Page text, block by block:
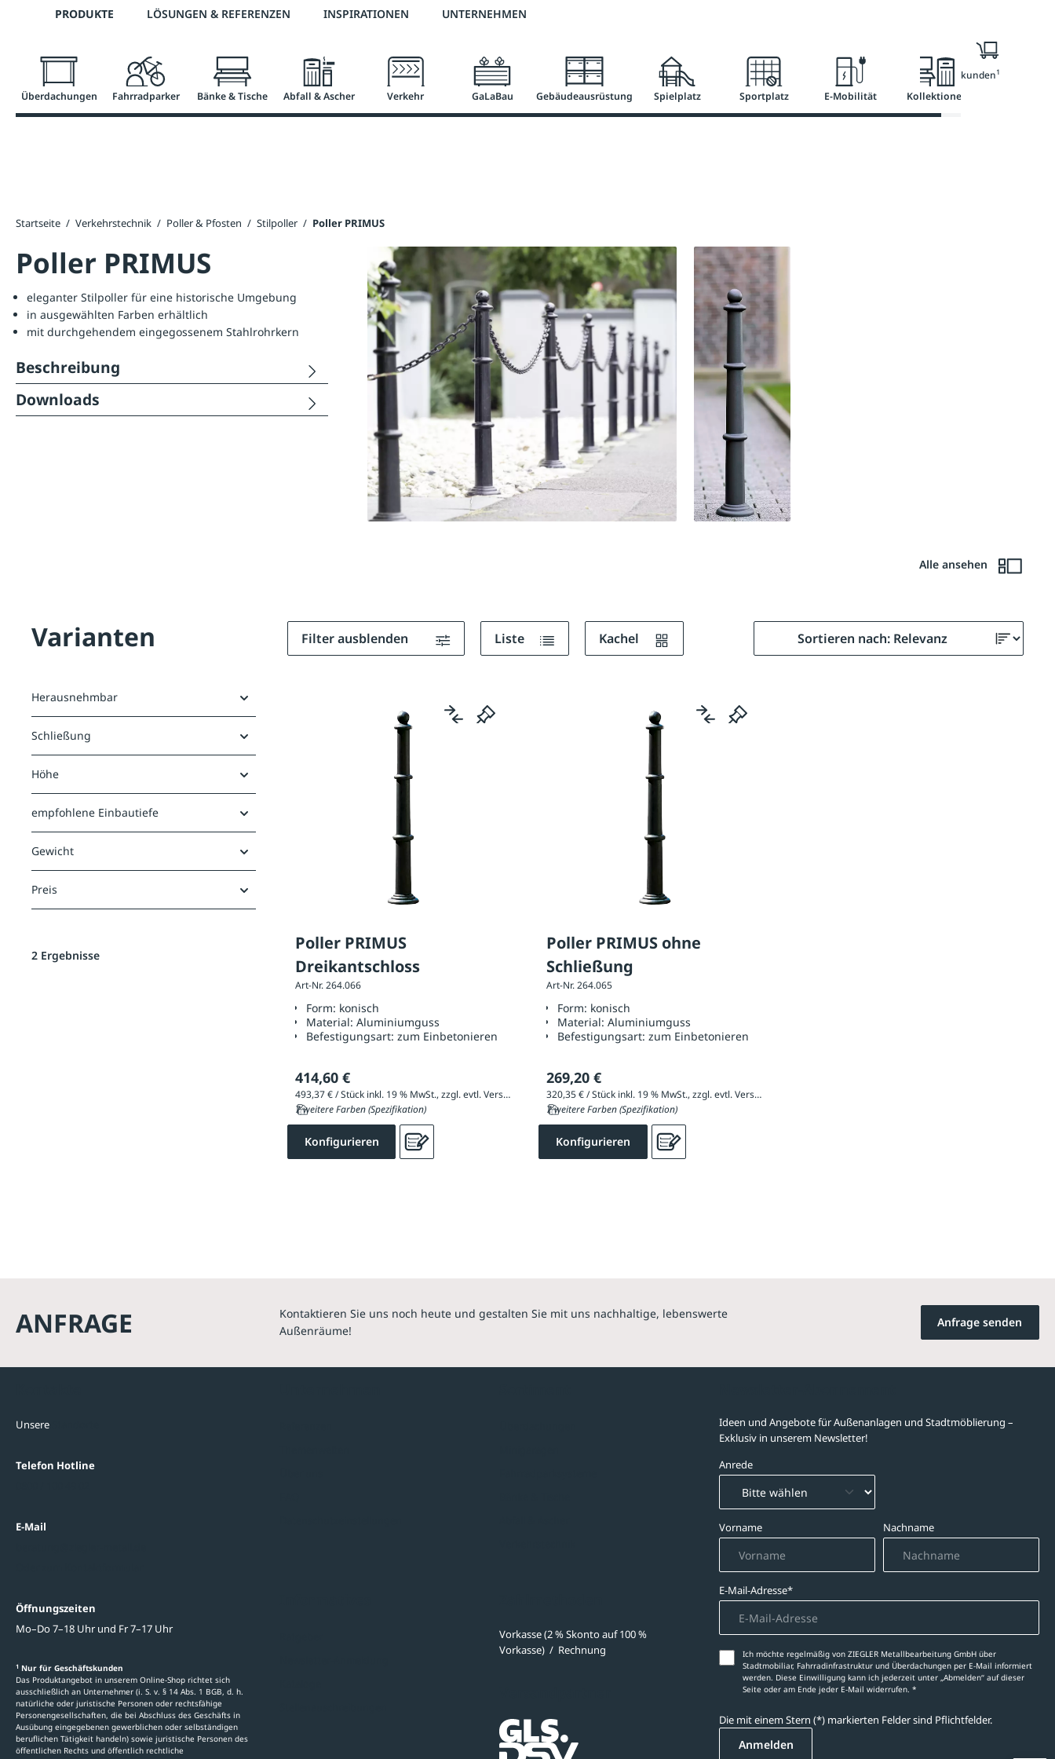
Zur Hauptnavigation springen
Telefon: 0800 / 100 49 02 2 % Vorkassen-Skonto versandkostenfrei ab 50 €
PRODUKTE LÖSUNGEN & REFERENZEN INSPIRATIONEN UNTERNEHMEN
Überdachungen Fahrradparker Bänke & Tische Abfall & Ascher Verkehr GaLaBau Gebäudeausrüstung Spielplatz Sportplatz E-Mobilität Kollektionen
Nur für Geschäftskunden1
Startseite / Verkehrstechnik / Poller & Pfosten / Stilpoller / Poller PRIMUS
Poller PRIMUS
Alle ansehen
eleganter Stilpoller für eine historische Umgebung
in ausgewählten Farben erhältlich
mit durchgehendem eingegossenem Stahlrohrkern
Beschreibung
Downloads
Varianten
Herausnehmbar
Schließung
Höhe
empfohlene Einbautiefe
Gewicht
Preis
2 Ergebnisse
Filter ausblenden Liste Kachel
Poller PRIMUS
Dreikantschloss
Art-Nr. 264.066
Form: konisch
Material: Aluminiumguss
Befestigungsart: zum Einbetonieren
414,60 €
493,37 € / Stück inkl. 19 % MwSt., zzgl. evtl. Versandkosten
7 weitere Farben (Spezifikation)
Konfigurieren
Poller PRIMUS ohne
Schließung
Art-Nr. 264.065
Form: konisch
Material:Aluminiumguss
Befestigungsart:zum Einbetonieren
269,20 €
320,35 € / Stück inkl. 19 % MwSt., zzgl. evtl. Versandkosten
7 weitere Farben (Spezifikation)
Konfigurieren
ANFRAGE
Kontaktieren Sie uns noch heute und gestalten Sie mit uns nachhaltige, lebenswerte
Außenräume!
Anfrage senden
Unsere
Telefon Hotline
E-Mail
Öffnungszeiten
Mo–Do 7–18 Uhr und Fr 7–17 Uhr
1 Nur für Geschäftskunden
Das Produktangebot in unserem Online-Shop richtet sich
ausschließlich an Unternehmer (i. S. v. § 14 Abs. 1 BGB, d. h.
natürliche oder juristische Personen oder rechtsfähige
Personengesellschaften, die bei Abschluss des Geschäfts in
Ausübung eingegebenen gewerblichen oder selbständigen
beruflichen Tätigkeit handeln) sowie juristische Personen des
öffentlichen Rechts und öffentlich rechtliche
Vorkasse (2 % Skonto auf 100 %
Vorkasse) / Rechnung
Ideen und Angebote für Außenanlagen und Stadtmöblierung –
Exklusiv in unserem Newsletter!
Anrede
Vorname Nachname
E-Mail-Adresse*
Ich möchte regelmäßig von ZIEGLER Metallbearbeitung GmbH über
Stadtmobiliar, Fahrradinfrastruktur und Überdachungen per E-Mail informiert
werden. Diese Einwilligung kann ich jederzeit unter „Abmelden‘‘ auf dieser
Seite oder am Ende jeder E-Mail widerrufen. *
Die mit einem Stern (*) markierten Felder sind Pflichtfelder.
Anmelden